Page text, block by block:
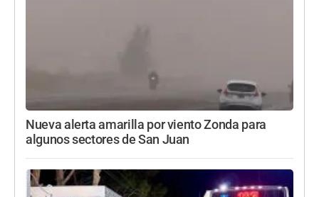
Nueva alerta amarilla por viento Zonda para
algunos sectores de San Juan